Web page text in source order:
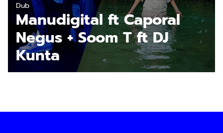
Dub
Manudigital ft Caporal
Negus + Soom T ft DJ
Kunta